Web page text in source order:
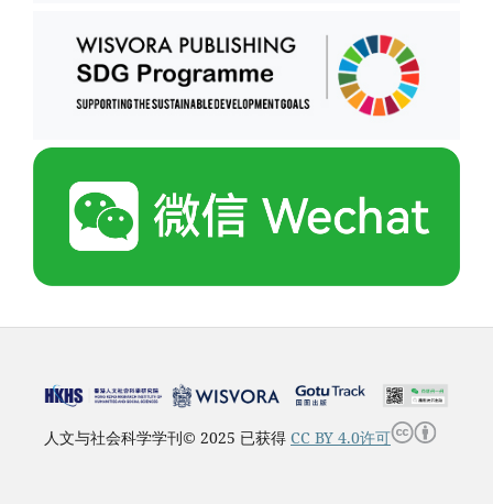
人文与社会科学学刊© 2025 已获得 CC BY 4.0许可